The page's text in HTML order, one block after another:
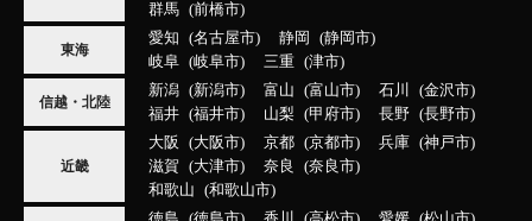
群馬
前橋市
東海
愛知 名古屋市 静岡
静岡市
岐阜
岐阜市 三重 津市
信越・北陸
新潟 新潟市 富山 富山市 石川
金沢市
福井
福井市 山梨 甲府市 長野 長野市
近畿
大阪 大阪市 京都 京都市 兵庫
神戸市
滋賀
大津市 奈良
奈良市
和歌山
和歌山市